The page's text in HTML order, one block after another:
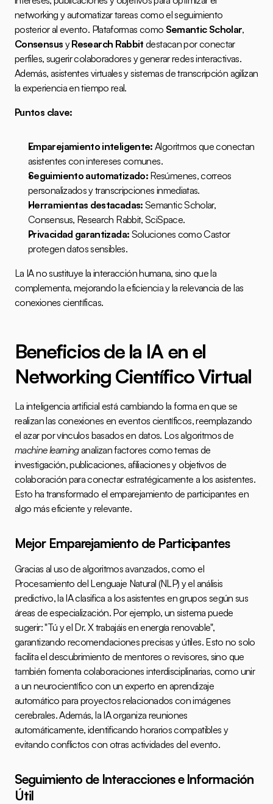
networking y automatizar tareas como el seguimiento
posterior al evento. Plataformas como Semantic Scholar
Consensus y Research Rabbit destacan por conectar
perfiles, sugerir colaboradores y generar redes interactivas.
Además, asistentes virtuales y sistemas de transcripción agilizan
la experiencia en tiempo real.
Puntos clave:
Emparejamiento inteligente: Algoritmos que conectan
asistentes con intereses comunes.
Seguimiento automatizado: Resúmenes, correos
personalizados y transcripciones inmediatas.
Herramientas destacadas: Semantic Scholar,
Consensus, Research Rabbit, SciSpace.
Privacidad garantizada: Soluciones como Castor
protegen datos sensibles.
La IA no sustituye la interacción humana, sino que la
complementa, mejorando la eficiencia y la relevancia de las
conexiones científicas.
Beneficios de la IA en el
Networking Científico Virtual
La inteligencia artificial está cambiando la forma en que se
realizan las conexiones en eventos científicos, reemplazando
machine learning analizan factores como temas de
investigación, publicaciones, afiliaciones y objetivos de
colaboración para conectar estratégicamente a los asistentes.
Esto ha transformado el emparejamiento de participantes en
algo más eficiente y relevante.
Mejor Emparejamiento de Participantes
Gracias al uso de algoritmos avanzados, como el
Procesamiento del Lenguaje Natural (NLP) y el análisis
predictivo, la IA clasifica a los asistentes en grupos según sus
áreas de especialización. Por ejemplo, un sistema puede
sugerir: "Tú y el Dr. X trabajáis en energía renovable",
garantizando recomendaciones precisas y útiles. Esto no solo
facilita el descubrimiento de mentores o revisores, sino que
también fomenta colaboraciones interdisciplinarias, como unir
a un neurocientífico con un experto en aprendizaje
automático para proyectos relacionados con imágenes
cerebrales. Además, la IA organiza reuniones
automáticamente, identificando horarios compatibles y
evitando conflictos con otras actividades del evento.
Seguimiento de Interacciones e Información
Útil